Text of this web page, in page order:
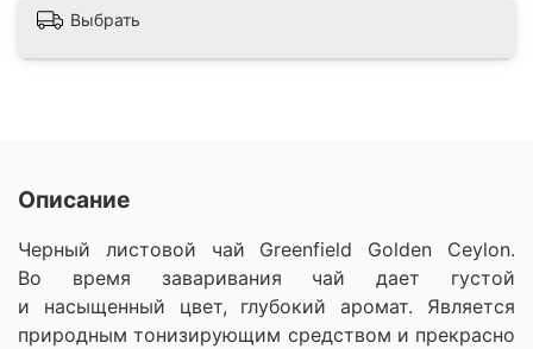
Выбрать
Описание
Черный листовой чай Greenfield Golden Ceylon.
Во время заваривания чай дает густой
и насыщенный цвет, глубокий аромат. Является
природным тонизирующим средством и прекрасно